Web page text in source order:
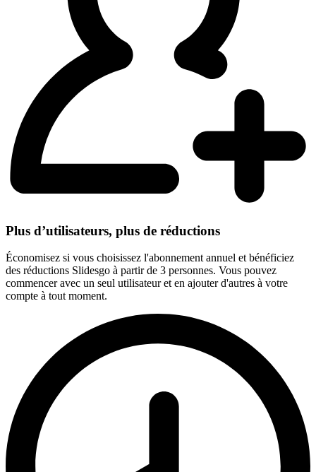
Plus d’utilisateurs, plus de réductions
Économisez si vous choisissez l'abonnement annuel et bénéficiez
des réductions Slidesgo à partir de 3 personnes. Vous pouvez
commencer avec un seul utilisateur et en ajouter d'autres à votre
compte à tout moment.